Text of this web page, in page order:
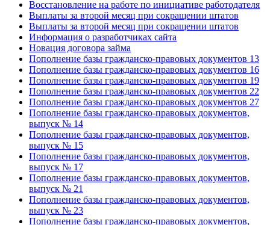
Восстановление на работе по инициативе работодателя
Выплаты за второй месяц при сокращении штатов
Выплаты за второй месяц при сокращении штатов
Информация о разработчиках сайта
Новация договора займа
Пополнение базы гражданско-правовых документов 13
Пополнение базы гражданско-правовых документов 16
Пополнение базы гражданско-правовых документов 19
Пополнение базы гражданско-правовых документов 22
Пополнение базы гражданско-правовых документов 27
Пополнение базы гражданско-правовых документов,
выпуск № 14
Пополнение базы гражданско-правовых документов,
выпуск № 15
Пополнение базы гражданско-правовых документов,
выпуск № 17
Пополнение базы гражданско-правовых документов,
выпуск № 21
Пополнение базы гражданско-правовых документов,
выпуск № 23
Пополнение базы гражданско-правовых документов,